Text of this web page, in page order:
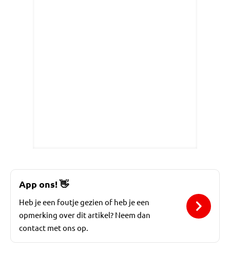
App ons!👋
Heb je een foutje gezien of heb je een
opmerking over dit artikel? Neem dan
contact met ons op.